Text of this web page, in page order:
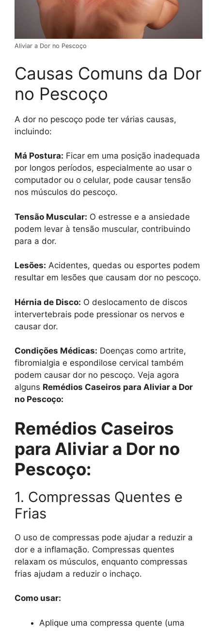
Aliviar a Dor no Pescoço
Causas Comuns da Dor
no Pescoço
A dor no pescoço pode ter várias causas,
incluindo:
Má Postura: Ficar em uma posição inadequada
por longos períodos, especialmente ao usar o
computador ou o celular, pode causar tensão
nos músculos do pescoço.
Tensão Muscular: O estresse e a ansiedade
podem levar à tensão muscular, contribuindo
para a dor.
Lesões: Acidentes, quedas ou esportes podem
resultar em lesões que causam dor no pescoço.
Hérnia de Disco: O deslocamento de discos
intervertebrais pode pressionar os nervos e
causar dor.
Condições Médicas: Doenças como artrite,
fibromialgia e espondilose cervical também
podem causar dor no pescoço. Veja agora
alguns Remédios Caseiros para Aliviar a Dor
no Pescoço:
Remédios Caseiros
para Aliviar a Dor no
Pescoço:
1. Compressas Quentes e
Frias
O uso de compressas pode ajudar a reduzir a
dor e a inflamação. Compressas quentes
relaxam os músculos, enquanto compressas
frias ajudam a reduzir o inchaço.
Como usar:
Aplique uma compressa quente (uma